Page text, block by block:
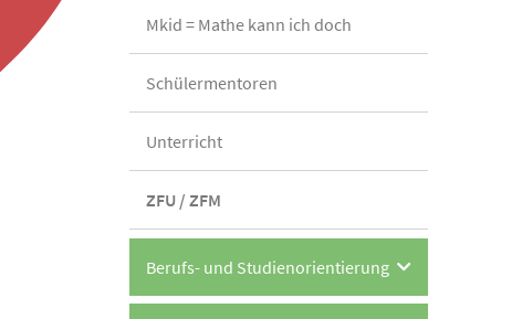
Mkid = Mathe kann ich doch
Schülermentoren
Unterricht
ZFU / ZFM
Berufs- und Studienorientierung